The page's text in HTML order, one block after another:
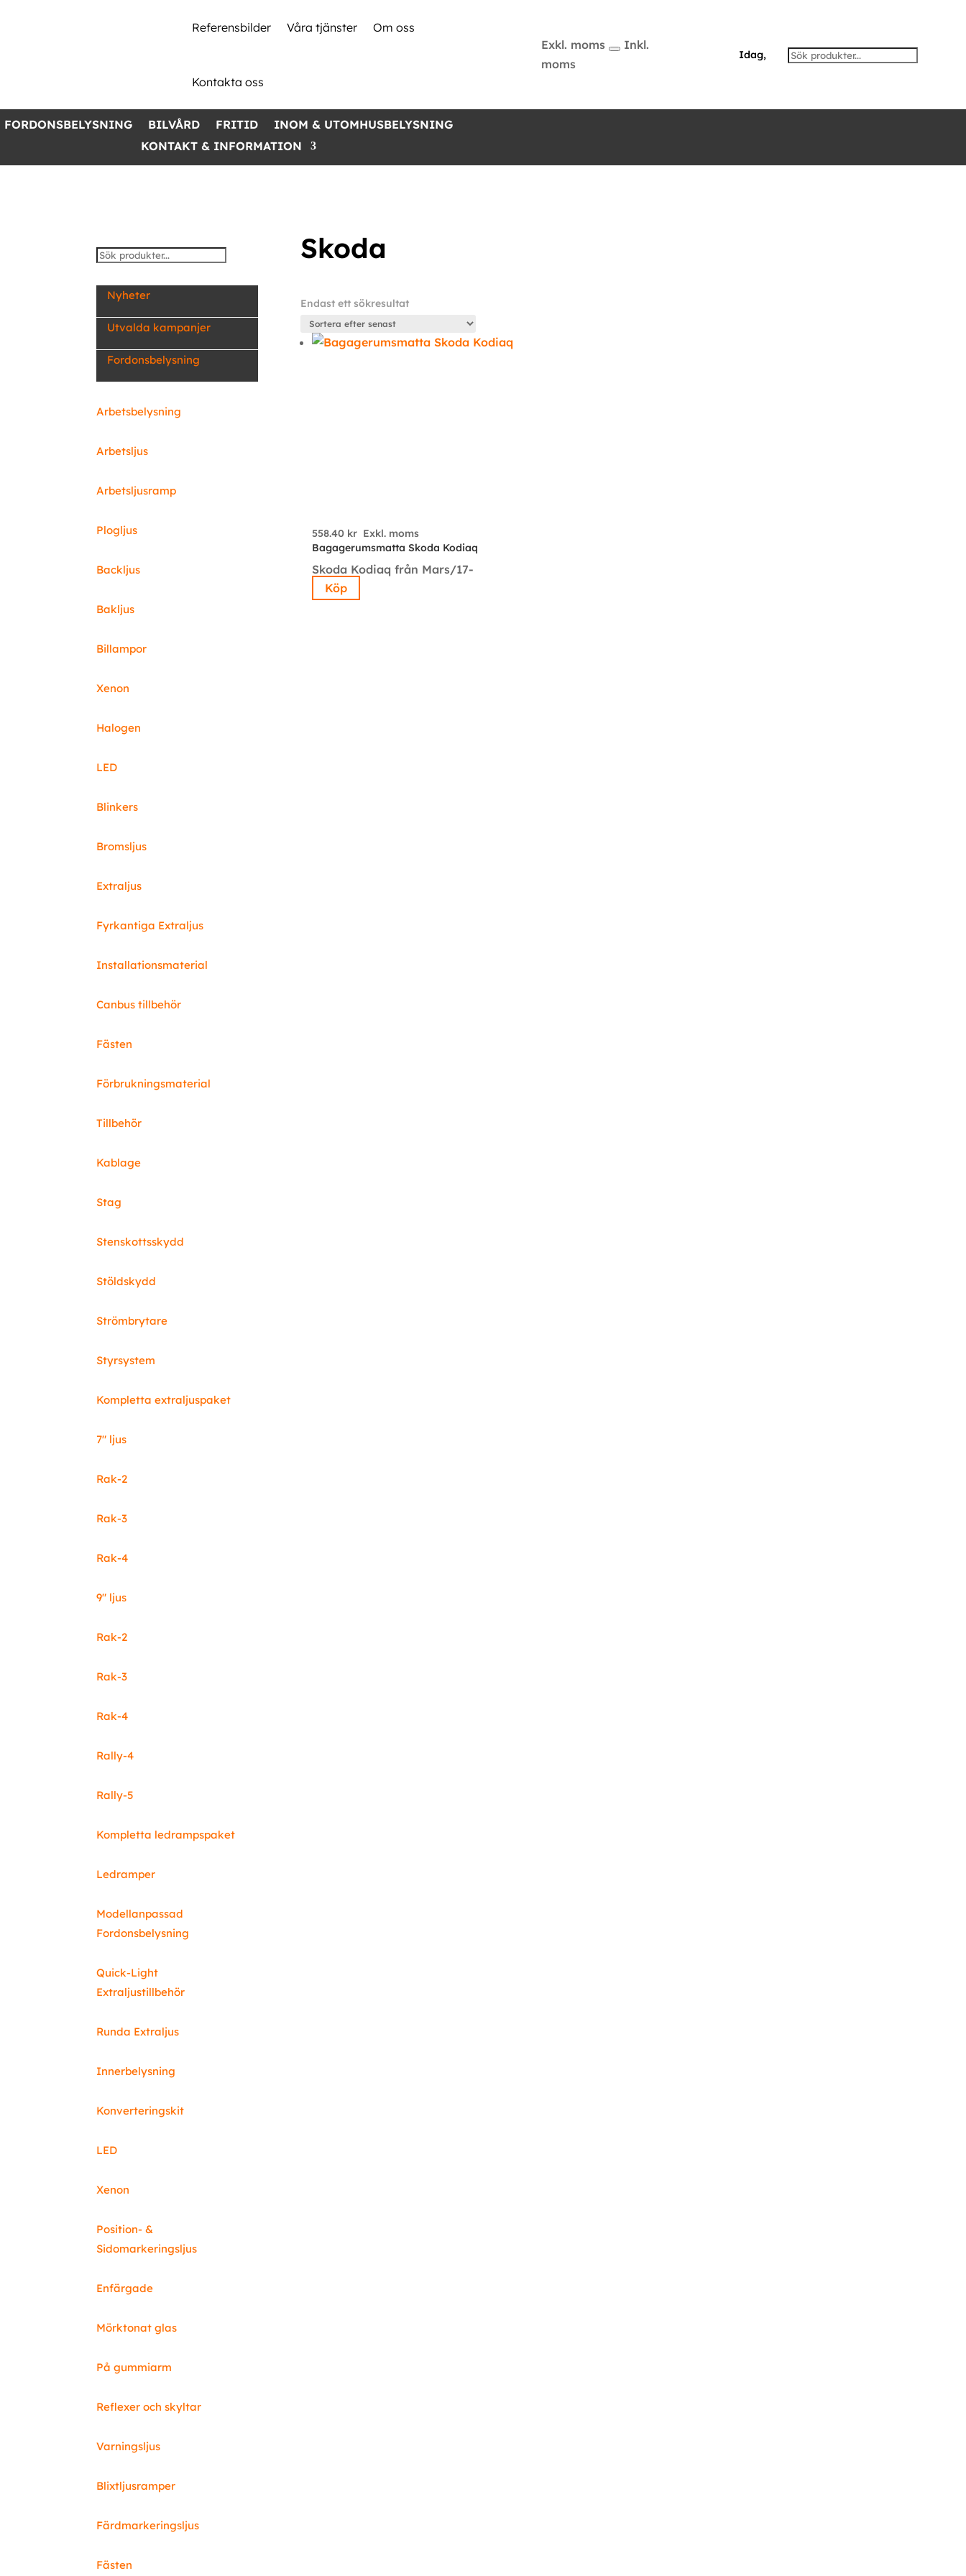
Referensbilder Våra tjänster Om oss
Kontakta oss
Exkl. moms
Inkl.
moms
Idag,
FORDONSBELYSNING BILVÅRD FRITID
INOM & UTOMHUSBELYSNING
KONTAKT & INFORMATION
Nyheter
Utvalda kampanjer
Fordonsbelysning
Arbetsbelysning
Arbetsljus
Arbetsljusramp
Plogljus
Backljus
Bakljus
Billampor
Xenon
Halogen
LED
Blinkers
Bromsljus
Extraljus
Fyrkantiga Extraljus
Installationsmaterial
Canbus tillbehör
Fästen
Förbrukningsmaterial
Tillbehör
Kablage
Stag
Stenskottsskydd
Stöldskydd
Strömbrytare
Styrsystem
Kompletta extraljuspaket
7" ljus
Rak-2
Rak-3
Rak-4
9" ljus
Rak-2
Rak-3
Rak-4
Rally-4
Rally-5
Kompletta ledrampspaket
Ledramper
Modellanpassad
Fordonsbelysning
Quick-Light
Extraljustillbehör
Runda Extraljus
Innerbelysning
Konverteringskit
LED
Xenon
Position- &
Sidomarkeringsljus
Enfärgade
Mörktonat glas
På gummiarm
Reflexer och skyltar
Varningsljus
Blixtljusramper
Färdmarkeringsljus
Fästen
Skoda
Endast ett sökresultat
558.40 kr Exkl. moms
Bagagerumsmatta Skoda Kodiaq
Skoda Kodiaq från Mars/17-
Köp